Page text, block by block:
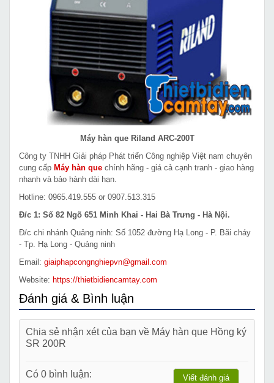
Máy hàn que Riland ARC-200T
Công ty TNHH Giải pháp Phát triển Công nghiệp Việt nam chuyên
cung cấp Máy hàn que chính hãng - giá cả cạnh tranh - giao hàng
nhanh và bảo hành dài hạn.
Hotline: 0965.419.555 or 0907.513.315
Đ/c 1: Số 82 Ngõ 651 Minh Khai - Hai Bà Trưng - Hà Nội.
Đ/c chi nhánh Quảng ninh: Số 1052 đường Hạ Long - P. Bãi cháy
- Tp. Hạ Long - Quảng ninh
Email: giaiphapcongnghiepvn@gmail.com
Website: https://thietbidiencamtay.com
Đánh giá & Bình luận
Chia sẻ nhận xét của bạn về Máy hàn que Hồng ký
SR 200R
Có 0 bình luận: Viết đánh giá